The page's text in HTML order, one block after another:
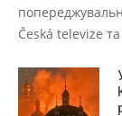
Česká televize та